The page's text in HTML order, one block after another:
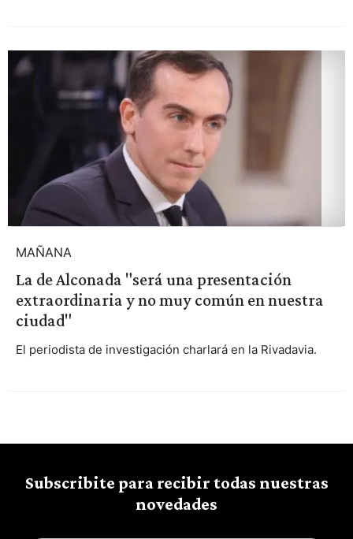
MAÑANA
La de Alconada "será una presentación
extraordinaria y no muy común en nuestra
ciudad"
El periodista de investigación charlará en la Rivadavia.
Subscribite para recibir todas nuestras
novedades